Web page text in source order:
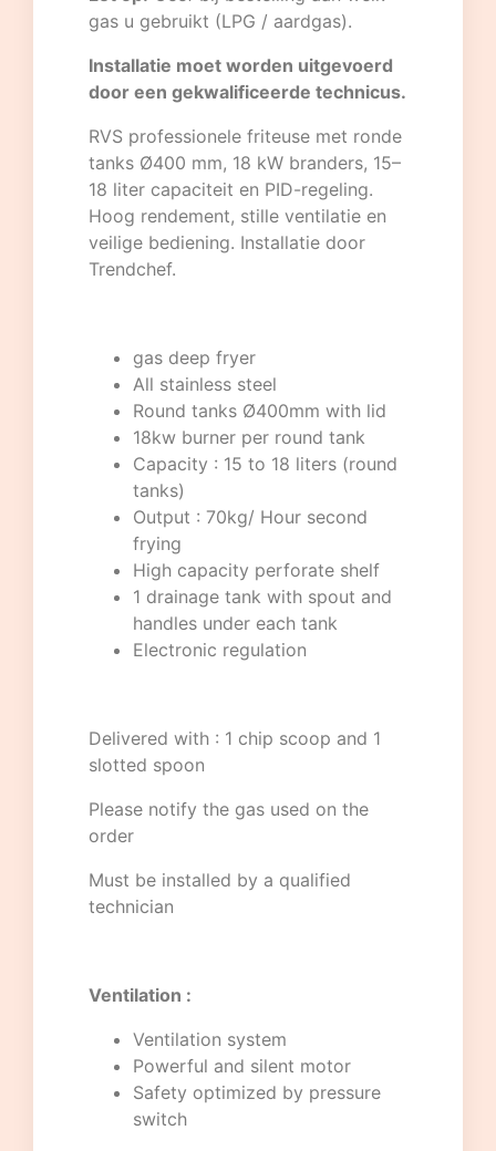
gas u gebruikt (LPG / aardgas).
Installatie moet worden uitgevoerd
door een gekwalificeerde technicus.
RVS professionele friteuse met ronde
tanks Ø400 mm, 18 kW branders, 15–
18 liter capaciteit en PID-regeling.
Hoog rendement, stille ventilatie en
veilige bediening. Installatie door
Trendchef.
gas deep fryer
All stainless steel
Round tanks Ø400mm with lid
18kw burner per round tank
Capacity : 15 to 18 liters (round
tanks)
Output : 70kg/ Hour second
frying
High capacity perforate shelf
1 drainage tank with spout and
handles under each tank
Electronic regulation
Delivered with : 1 chip scoop and 1
slotted spoon
Please notify the gas used on the
order
Must be installed by a qualified
technician
Ventilation :
Ventilation system
Powerful and silent motor
Safety optimized by pressure
switch